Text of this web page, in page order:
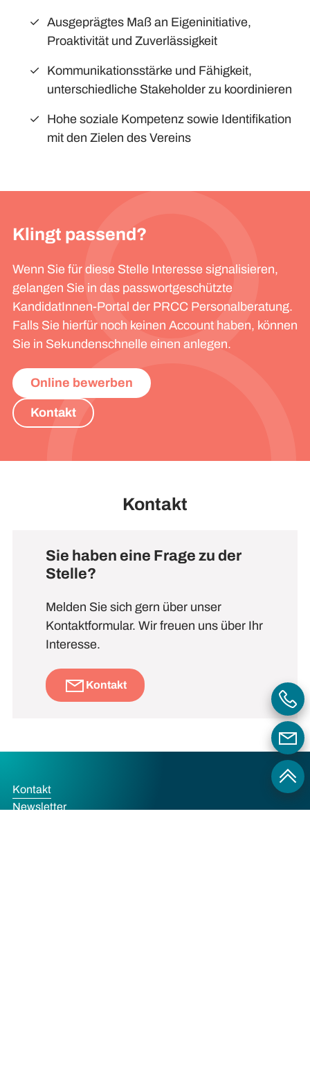
Ausgeprägtes Maß an Eigeninitiative,
Proaktivität und Zuverlässigkeit
Kommunikationsstärke und Fähigkeit,
unterschiedliche Stakeholder zu koordinieren
Hohe soziale Kompetenz sowie Identifikation
mit den Zielen des Vereins
Klingt passend?
Wenn Sie für diese Stelle Interesse signalisieren,
gelangen Sie in das passwortgeschützte
KandidatInnen-Portal der PRCC Personalberatung.
Falls Sie hierfür noch keinen Account haben, können
Sie in Sekundenschnelle einen anlegen.
Online bewerben
Kontakt
Kontakt
Sie haben eine Frage zu der
Stelle?
Melden Sie sich gern über unser
Kontaktformular. Wir freuen uns über Ihr
Interesse.
Kontakt
Kontakt
Newsletter